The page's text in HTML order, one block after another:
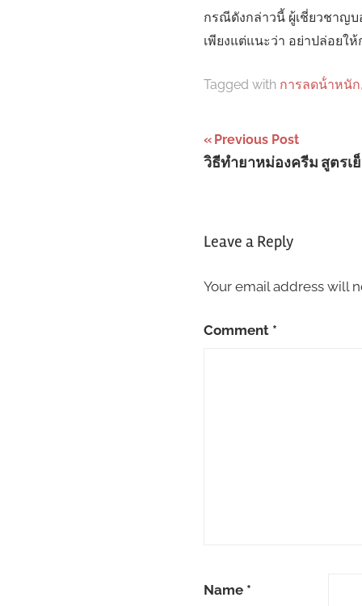
กรณีดังกล่าวนี้ ผู้เชี่ยวชาญ
เพียงแต่แนะว่า อย่าปล่อยใ
Tagged with การลดน้ําหนัก,
Post
navigation
Previous Post
วิธีทำยาหม่องครีม สูตรเ
Leave a Reply
Your email address will
Comment *
Name *